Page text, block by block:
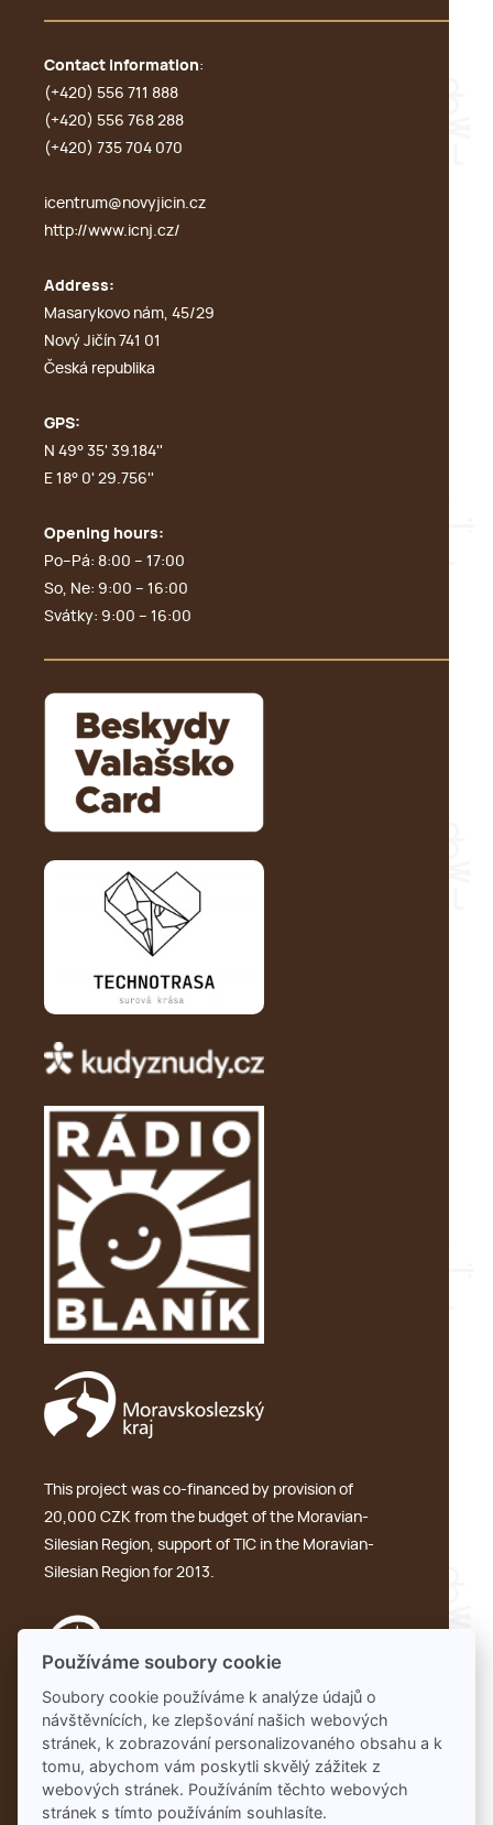
Contact information:
(+420) 556 711 888
(+420) 556 768 288
(+420) 735 704 070
icentrum@novyjicin.cz
http://www.icnj.cz/
Address:
Masarykovo nám, 45/29
Nový Jičín 741 01
Česká republika
GPS:
N 49° 35' 39.184''
E 18° 0' 29.756''
Opening hours:
Po–Pá: 8:00 – 17:00
So, Ne: 9:00 – 16:00
Svátky: 9:00 – 16:00
This project was co-financed by provision of
20,000 CZK from the budget of the Moravian-
Silesian Region, support of TIC in the Moravian-
Silesian Region for 2013.
GDPR
Používáme soubory cookie
Soubory cookie používáme k analýze údajů o
návštěvnících, ke zlepšování našich webových
stránek, k zobrazování personalizovaného obsahu a k
tomu, abychom vám poskytli skvělý zážitek z
webových stránek. Používáním těchto webových
stránek s tímto používáním souhlasíte.